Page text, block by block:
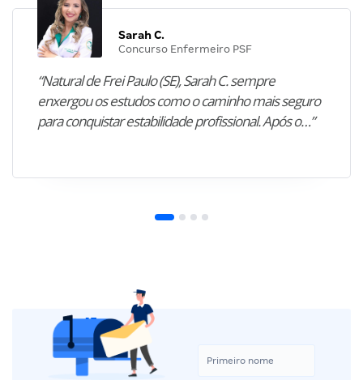
Sarah C.
Concurso Enfermeiro PSF
“Natural de Frei Paulo (SE), Sarah C. sempre
enxergou os estudos como o caminho mais seguro
para conquistar estabilidade profissional. Após o…”